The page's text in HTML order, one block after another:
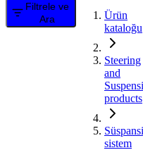
Filtrele ve
Ara
Ürün
kataloğu
Steering
and
products
sistem